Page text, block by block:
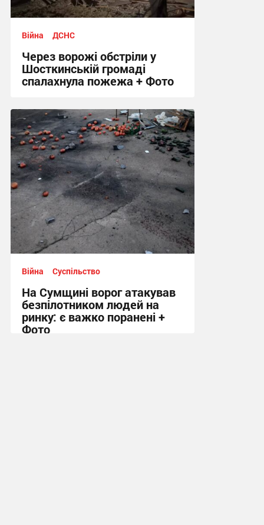
Війна ДСНС
Через ворожі обстріли у
Шосткинській громаді
спалахнула пожежа + Фото
12:12 вчора
Війна Суспільство
На Сумщині ворог атакував
безпілотником людей на
ринку: є важко поранені +
Фото